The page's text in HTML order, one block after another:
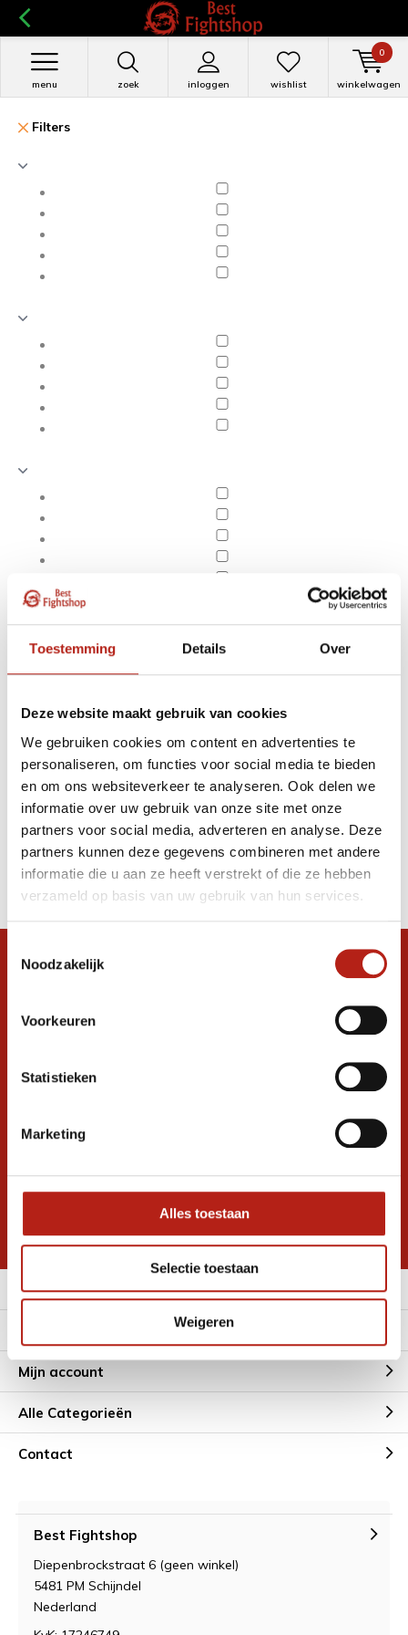
Toestemming Details Over
Deze website maakt gebruik van cookies
We gebruiken cookies om content en advertenties te
personaliseren, om functies voor social media te bieden
en om ons websiteverkeer te analyseren. Ook delen we
informatie over uw gebruik van onze site met onze
partners voor social media, adverteren en analyse. Deze
partners kunnen deze gegevens combineren met andere
informatie die u aan ze heeft verstrekt of die ze hebben
verzameld op basis van uw gebruik van hun services.
Noodzakelijk
Voorkeuren
Statistieken
Marketing
Alles toestaan
Selectie toestaan
Weigeren
zoek inloggen
menu wishlist winkelwagen
0
Filters
Apply filters
Producten getagd met
Kung Fu zwaard DAO
Producten
Filter
Sorteren op
Snel antwoord op je vraag?
graag verder. 24/7
Ontvang de nieuwste aanbiedingen en
Inschrijven voor
* Lees hier de wettelijke beperkingen
Meer informatie
Mijn account
Alle Categorieën
Contact
Best Fightshop
Diepenbrockstraat 6 (geen winkel)
5481 PM Schijndel
Nederland